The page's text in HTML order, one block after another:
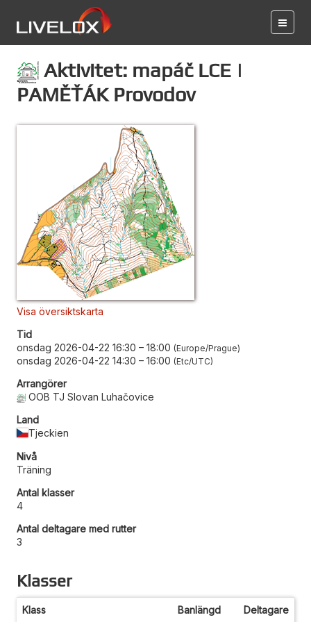
Aktivitet: mapáč LCE |
PAMĚŤÁK Provodov
Visa översiktskarta
Tid
onsdag 2026-04-22 16:30 – 18:00 Europe/Prague
onsdag 2026-04-22 14:30 – 16:00 Etc/UTC
Arrangörer
OOB TJ Slovan Luhačovice
Land
Tjeckien
Nivå
Träning
Antal klasser
4
Antal deltagare med rutter
3
Klasser
Klass Banlängd Deltagare